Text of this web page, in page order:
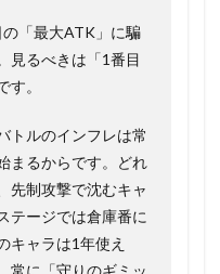
の「最大ATK」に騙
見るべきは「1番目
す。
トルのインフレは常
まるからです。どれ
先制攻撃で沈むキャ
テージでは倉庫番に
キャラは1年使え